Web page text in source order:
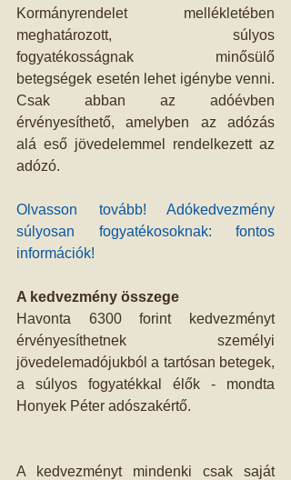
Kormányrendelet mellékletében
meghatározott, súlyos
fogyatékosságnak minősülő
betegségek esetén lehet igénybe venni.
Csak abban az adóévben
érvényesíthető, amelyben az adózás
alá eső jövedelemmel rendelkezett az
adózó.
Olvasson tovább! Adókedvezmény
súlyosan fogyatékosoknak: fontos
információk!
A kedvezmény összege
Havonta 6300 forint kedvezményt
érvényesíthetnek személyi
jövedelemadójukból a tartósan betegek,
a súlyos fogyatékkal élők - mondta
Honyek Péter adószakértő.
A kedvezményt mindenki csak saját